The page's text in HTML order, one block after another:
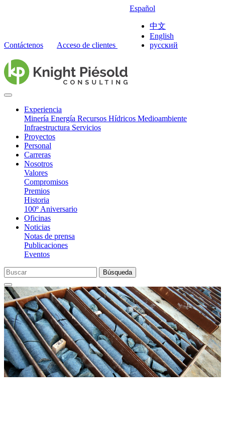
Contáctenos Acceso de clientes
Español
中文
English
русский
Experiencia
Minería Energía Recursos Hídricos Medioambiente
Infraestructura Servicios
Proyectos
Personal
Carreras
Nosotros
Valores
Compromisos
Premios
Historia
100º Aniversario
Oficinas
Noticias
Notas de prensa
Publicaciones
Eventos
Búsqueda